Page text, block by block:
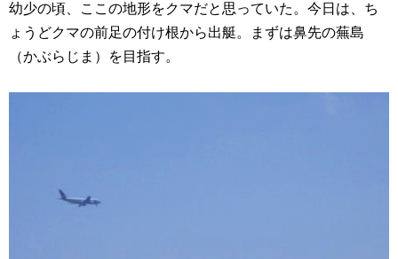
幼少の頃、ここの地形をクマだと思っていた。今日は、ち
ょうどクマの前足の付け根から出艇。まずは鼻先の蕪島
（かぶらじま）を目指す。